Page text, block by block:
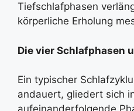
Tiefschlafphasen
körperliche Erholung
Die vier Schlafphasen
Ein typischer
andauert, gliedert sich